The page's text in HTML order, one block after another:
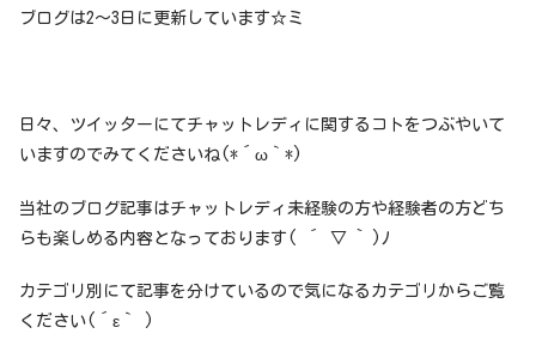
ブログは2〜3日に更新しています☆ミ
日々、ツイッターにてチャットレディに関するコトをつぶやいて
いますのでみてくださいね(*´ω｀*)
当社のブログ記事はチャットレディ未経験の方や経験者の方どち
らも楽しめる内容となっております( ´ ▽ ` )ﾉ
カテゴリ別にて記事を分けているので気になるカテゴリからご覧
ください(´ε｀ )